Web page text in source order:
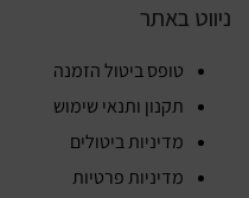
ניווט באתר
טופס ביטול הזמנה
תקנון ותנאי שימוש
מדיניות ביטולים
מדיניות פרטיות